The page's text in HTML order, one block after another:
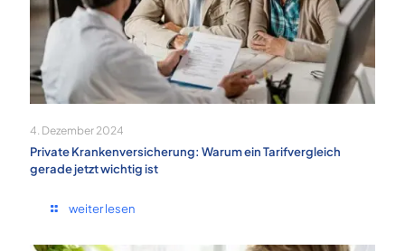
4. Dezember 2024
Private Krankenversicherung: Warum ein Tarifvergleich
gerade jetzt wichtig ist
weiter lesen